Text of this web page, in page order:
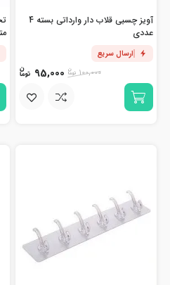
آویز چسبی قلاب دار وارداتی بسته 4
عددی
ارسال سریع
100,000
95,000